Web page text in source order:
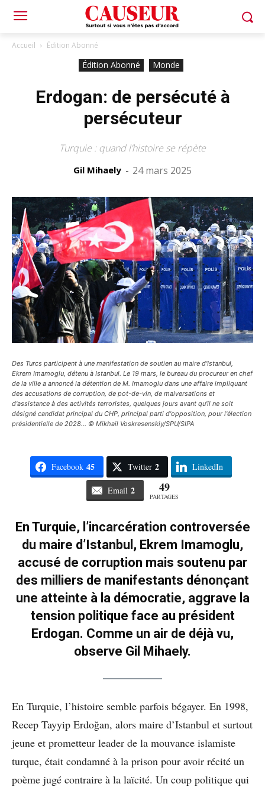
Accueil Édition Abonné
Édition Abonné Monde
Erdogan: de persécuté à
persécuteur
Turquie : quand l’histoire se répète
Gil Mihaely - 24 mars 2025
Des Turcs participent à une manifestation de soutien au maire d'Istanbul,
Ekrem Imamoglu, détenu à Istanbul. Le 19 mars, le bureau du procureur en chef
de la ville a annoncé la détention de M. Imamoglu dans une affaire impliquant
des accusations de corruption, de pot-de-vin, de malversations et
d'assistance à des activités terroristes, quelques jours avant qu'il ne soit
désigné candidat principal du CHP, principal parti d'opposition, pour l'élection
présidentielle de 2028... © Mikhail Voskresenskiy/SPU/SIPA
Facebook 45 Twitter 2 LinkedIn
Email 2 49
PARTAGES
En Turquie, l’incarcération controversée
du maire d’Istanbul, Ekrem Imamoglu,
accusé de corruption mais soutenu par
des milliers de manifestants dénonçant
une atteinte à la démocratie, aggrave la
tension politique face au président
Erdogan. Comme un air de déjà vu,
observe Gil Mihaely.
En Turquie, l’histoire semble parfois bégayer. En 1998,
Recep Tayyip Erdoğan, alors maire d’Istanbul et surtout
jeune et prometteur leader de la mouvance islamiste
turque, était condamné à la prison pour avoir récité un
poème jugé contraire à la laïcité. Un coup politique qui